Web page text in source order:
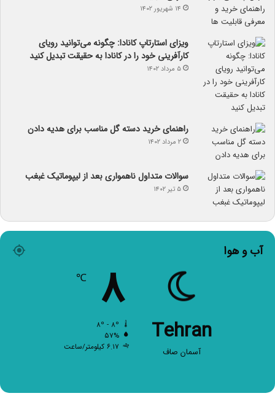
۱۴ شهریور ۱۴۰۲
ویزای استارتاپ کانادا: چگونه می‌توانید رویای
کارآفرینی خود را در کانادا به حقیقت تبدیل کنید
۵ مرداد ۱۴۰۲
راهنمای خرید دسته گل مناسب برای هدیه دادن
۲ مرداد ۱۴۰۲
سوالات متداول ناهمواری بعد از لیپوماتیک غبغب
۵ تیر ۱۴۰۲
آب و هوا
Tehran
آسمان صاف
۸ ℃
۵۷%
۶.۱۷ کیلومتر/ساعت